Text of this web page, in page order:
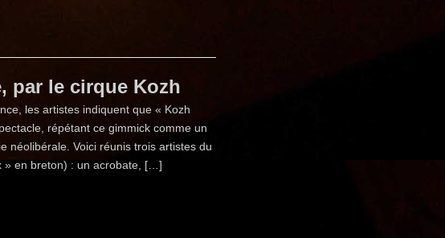
par le cirque Kozh
les artistes indiquent que « Kozh
répétant ce gimmick comme un
néolibérale. Voici réunis trois artistes du
» en breton) : un acrobate, […]